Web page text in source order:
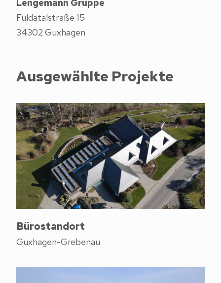
Lengemann Gruppe
Fuldatalstraße 15
34302 Guxhagen
Ausgewählte Projekte
Bürostandort
Guxhagen-Grebenau